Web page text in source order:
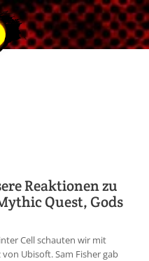
Reaktionen zu
Quest, Gods
Cell schauten wir mit
Ubisoft. Sam Fisher gab